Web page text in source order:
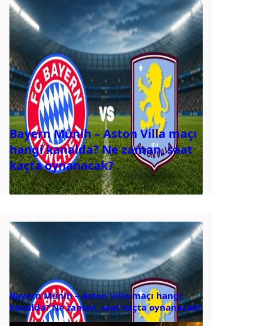
Bayern Münih – Aston Villa maçı
hangi kanalda? Ne zaman, saat
kaçta oynanacak?
Bayern Münih – Aston Villa maçı hangi
kanalda? Ne zaman, saat kaçta oynanacak?